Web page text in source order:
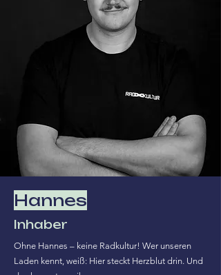
Hannes
Inhaber
Ohne Hannes – keine Radkultur! Wer unseren
Laden kennt, weiß: Hier steckt Herzblut drin. Und